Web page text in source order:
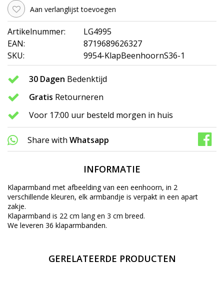
Aan verlanglijst toevoegen
Artikelnummer:
LG4995
EAN:
8719689626327
SKU:
9954-KlapBeenhoornS36-1
30 Dagen Bedenktijd
Gratis Retourneren
Voor 17:00 uur besteld morgen in huis
Share with Whatsapp
INFORMATIE
Klaparmband met afbeelding van een eenhoorn, in 2
verschillende kleuren, elk armbandje is verpakt in een apart
zakje.
Klaparmband is 22 cm lang en 3 cm breed.
We leveren 36 klaparmbanden.
GERELATEERDE PRODUCTEN